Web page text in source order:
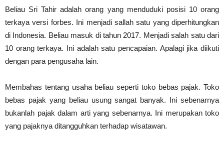
Beliau Sri Tahir adalah orang yang menduduki posisi 10 orang
terkaya versi forbes. Ini menjadi sallah satu yang diperhitungkan
di Indonesia. Beliau masuk di tahun 2017. Menjadi salah satu dari
10 orang terkaya. Ini adalah satu pencapaian. Apalagi jika diikuti
dengan para pengusaha lain.
Membahas tentang usaha beliau seperti toko bebas pajak. Toko
bebas pajak yang beliau usung sangat banyak. Ini sebenarnya
bukanlah pajak dalam arti yang sebenarnya. Ini merupakan toko
yang pajaknya ditangguhkan terhadap wisatawan.